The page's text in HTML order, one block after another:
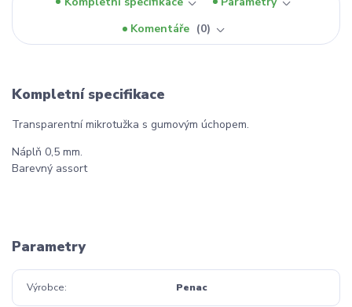
Komentáře
0
Kompletní specifikace
Transparentní mikrotužka s gumovým úchopem.
Náplň 0,5 mm.
Barevný assort
Parametry
Výrobce Penac